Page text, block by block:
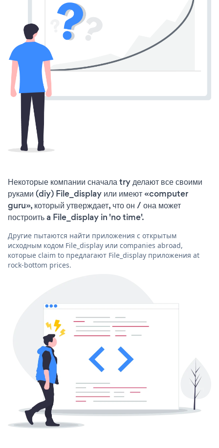
Некоторые компании сначала try делают все своими
руками (diy) File_display или имеют «computer
guru», который утверждает, что он / она может
построить a File_display in 'no time'.
Другие пытаются найти приложения с открытым
исходным кодом File_display или companies abroad,
которые claim to предлагают File_display приложения at
rock-bottom prices.